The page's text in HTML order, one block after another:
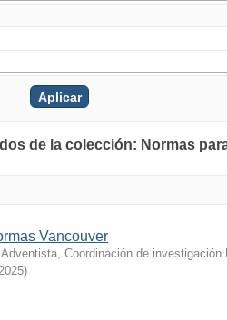
de la colección: Normas
Vancouver
Coordinación de investigación
)